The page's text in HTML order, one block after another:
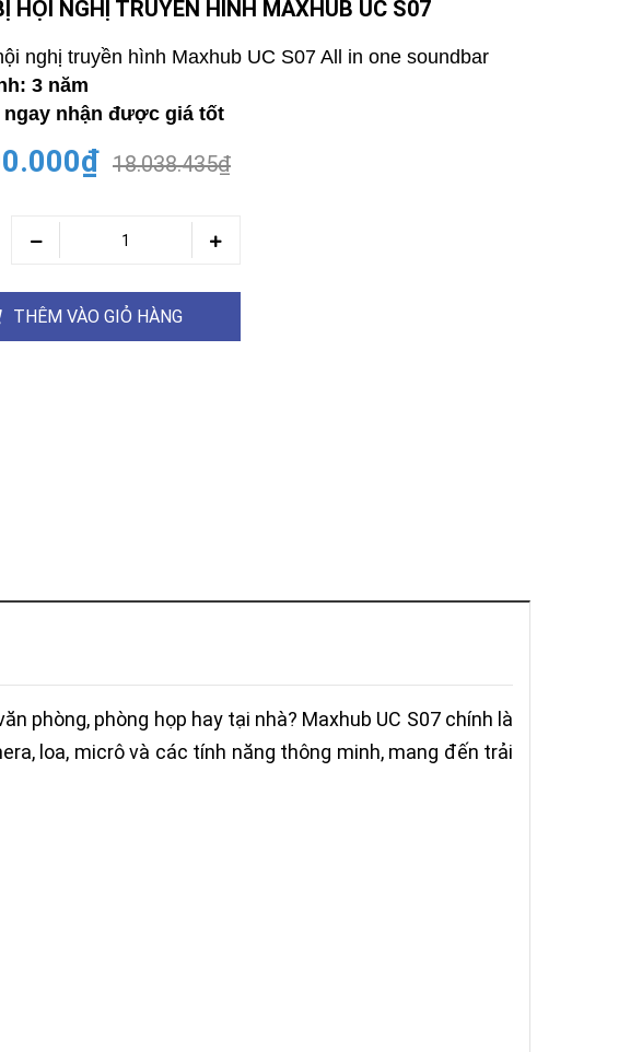
HỘI NGHỊ TRUYỀN HÌNH MAXHUB UC S07
nghị truyền hình Maxhub UC S07 All in one soundbar
3 năm
ngay nhận được giá tốt
18.038.435₫
THÊM VÀO GIỎ HÀNG
phòng, phòng họp hay tại nhà? Maxhub UC S07 chính là
loa, micrô và các tính năng thông minh, mang đến trải